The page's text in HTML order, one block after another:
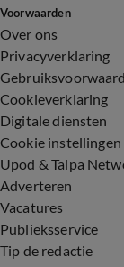
Voorwaarden
Over ons
Privacyverklaring
Cookieverklaring
Digitale diensten
Cookie instellingen
Upod & Talpa
Adverteren
Vacatures
Publieksservice
Tip de redactie